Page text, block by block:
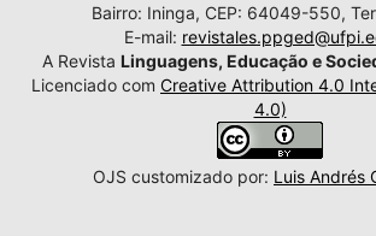
Bairro: Ininga, CEP: 64049-550,
E-mail:
A Revista Linguagens, Educação e
Licenciado com Creative Attribution 4.0
4.0)
OJS customizado por: Luis Andrés